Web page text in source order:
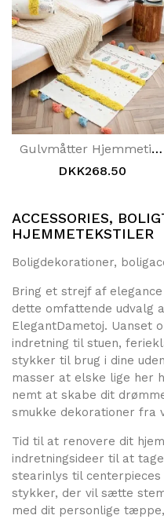
Gulvmåtter Hjemmetilbehør
DKK268.50
ACCESSORIES,
HJEMMETEKSTILER
Boligdekorationer,
Bring et strejf af
dette omfattende udvalg
ElegantDametoj. Uanset
indretning til stuen,
stykker til brug i dine
masser at elske lige her
nemt at skabe dit
smukke dekorationer fra
Tid til at renovere dit
indretningsideer til at
stearinlys til
stykker, der vil sætte
med dit personlige